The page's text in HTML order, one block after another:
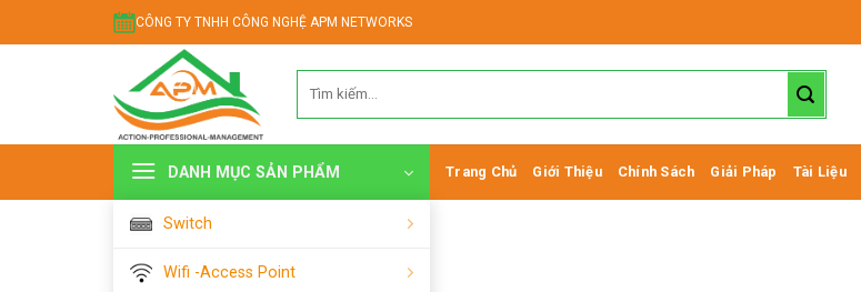
đến
CÔNG TY TNHH CÔNG NGHỆ APM NETWORKS
kiếm:
DANH MỤC SẢN PHẨM
Switch
Wifi -Access Point
Trang Chủ Giới Thiệu Chính Sách Giải Pháp Tài Liệu